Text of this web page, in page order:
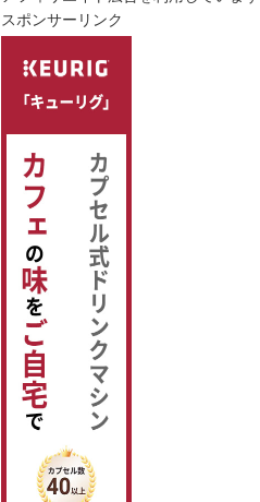
スポンサーリンク